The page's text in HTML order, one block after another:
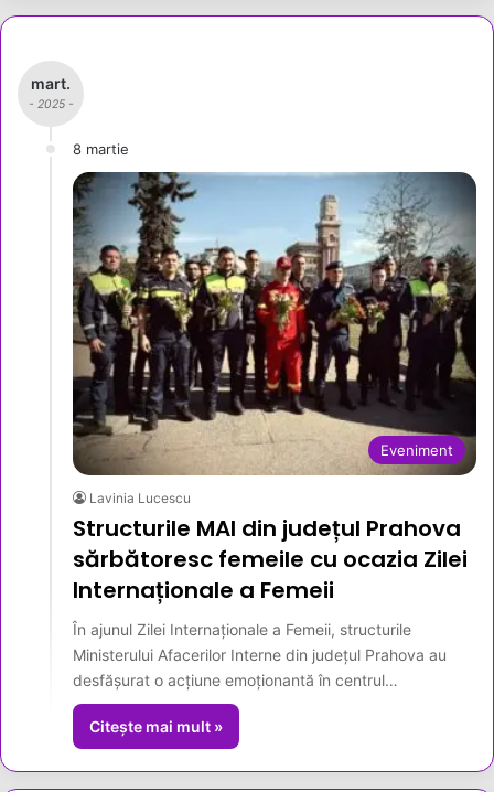
mart.
- 2025 -
8 martie
Eveniment
Lavinia Lucescu
Structurile MAI din județul Prahova
sărbătoresc femeile cu ocazia Zilei
Internaționale a Femeii
În ajunul Zilei Internaționale a Femeii, structurile
Ministerului Afacerilor Interne din județul Prahova au
desfășurat o acțiune emoționantă în centrul…
Citește mai mult »